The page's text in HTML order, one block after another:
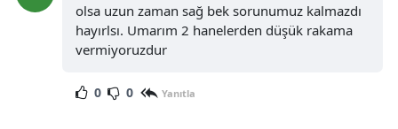
olsa uzun zaman sağ bek sorunumuz kalmazdı
hayırlsı. Umarım 2 hanelerden düşük rakama
vermiyoruzdur
0 0 Yanıtla